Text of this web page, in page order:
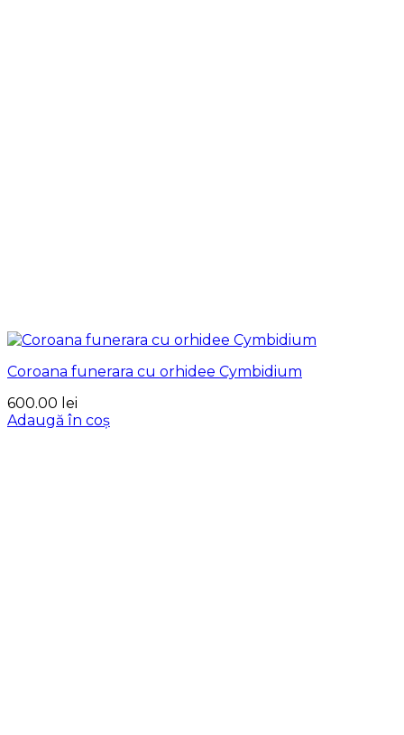
Coroana funerara cu orhidee Cymbidium
600.00 lei
Adaugă în coș